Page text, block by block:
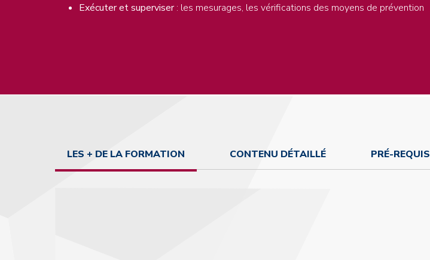
Exécuter et superviser: les mesurages, les vérifications des moyens de prévention
LES + DE LA FORMATION CONTENU DÉTAILLÉ PRÉ-REQUIS